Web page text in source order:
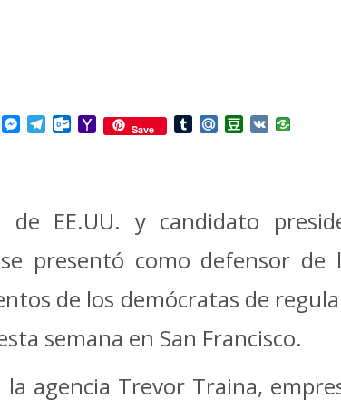
RedditMessenger
TelegramOutlook.com
YahooSave TumblrMail.RuDouban
VK
de EE.UU. y candidato
presentó como defensor de
de los demócratas de
semana en San Francisco.
agencia Trevor Traina,